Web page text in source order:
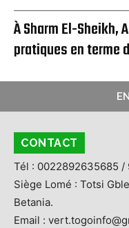
À Sharm El-Sheikh,
pratiques en terme
CONTACT
Tél : 0022892635685 /
Siège Lomé : Totsi
Betania.
Email :